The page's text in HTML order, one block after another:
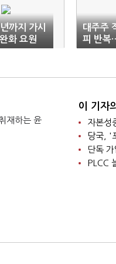
까지 가시
화 요원
대주주
피 반복
사 강화
재하는 윤
이 기자
자본성
당국, '
단독
PLCC